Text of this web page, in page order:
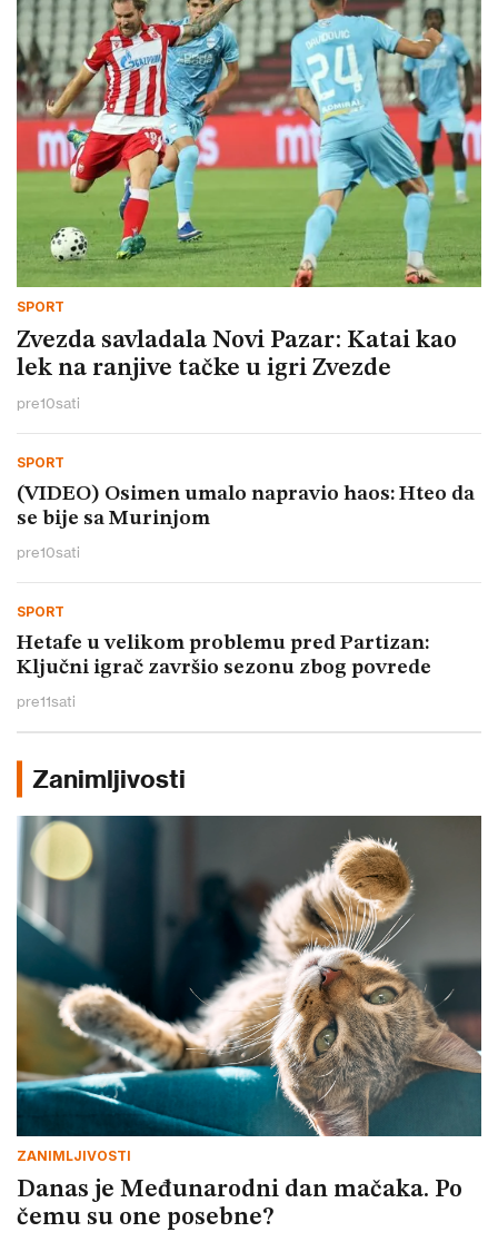
SPORT
Zvezda savladala Novi Pazar: Katai kao
lek na ranjive tačke u igri Zvezde
pre10sati
SPORT
(VIDEO) Osimen umalo napravio haos: Hteo da
se bije sa Murinjom
pre10sati
SPORT
Hetafe u velikom problemu pred Partizan:
Ključni igrač završio sezonu zbog povrede
pre11sati
Zanimljivosti
ZANIMLJIVOSTI
Danas je Međunarodni dan mačaka. Po
čemu su one posebne?